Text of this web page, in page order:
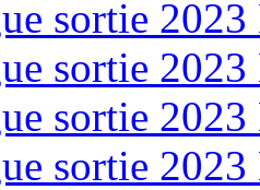
sortie 2023
sortie 2023
sortie 2023
sortie 2023